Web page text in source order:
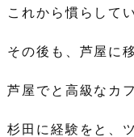
これから慣らして
その後も、芦屋に
芦屋でと高級なカ
杉田に経験をと、